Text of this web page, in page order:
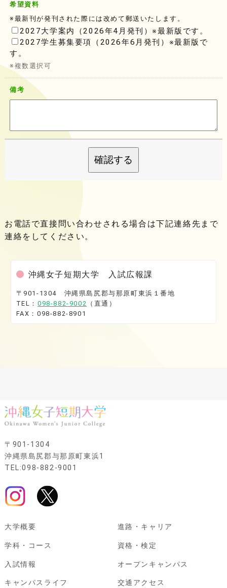
希望資料
※最新刊が発刊された際には改めて郵送いたします。
2027大学案内（2026年4月発刊）※最新版です。
2027学生募集要項（2026年6月発刊）※最新版で
す。
※複数選択可
備考
確認する
お電話で直接問い合わせされる場合は下記連絡先まで
連絡をしてください。
沖縄女子短期大学 入試広報課
〒901-1304 沖縄県島尻郡与那原町東浜１番地
TEL：098-882-9002
（直通）
FAX：098-882-8901
〒901-1304
沖縄県島尻郡与那原町東浜1
TEL:098-882-9001
大学概要
学科・コース
入試情報
キャンパスライフ
進路・キャリア
資格・検定
オープンキャンパス
交通アクセス